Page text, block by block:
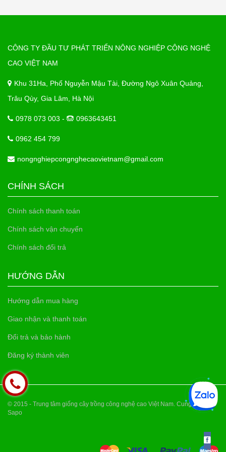
CÔNG TY ĐẦU TƯ PHÁT TRIỂN NÔNG NGHIỆP CÔNG NGHỆ
CAO VIỆT NAM
Khu 31Ha, Phố Nguyễn Mậu Tài, Đường Ngô Xuân Quảng,
Trâu Qùy, Gia Lâm, Hà Nội
0978 073 003 - 0963643451
0962 454 799
nongnghiepcongnghecaovietnam@gmail.com
CHÍNH SÁCH
Chính sách thanh toán
Chính sách vận chuyển
Chính sách đổi trả
HƯỚNG DẪN
Hướng dẫn mua hàng
Giao nhận và thanh toán
Đổi trả và bảo hành
Đăng ký thành viên
© 2015 - Trung tâm giống cây trồng công nghệ cao Việt Nam. Cung cấp bởi
Sapo